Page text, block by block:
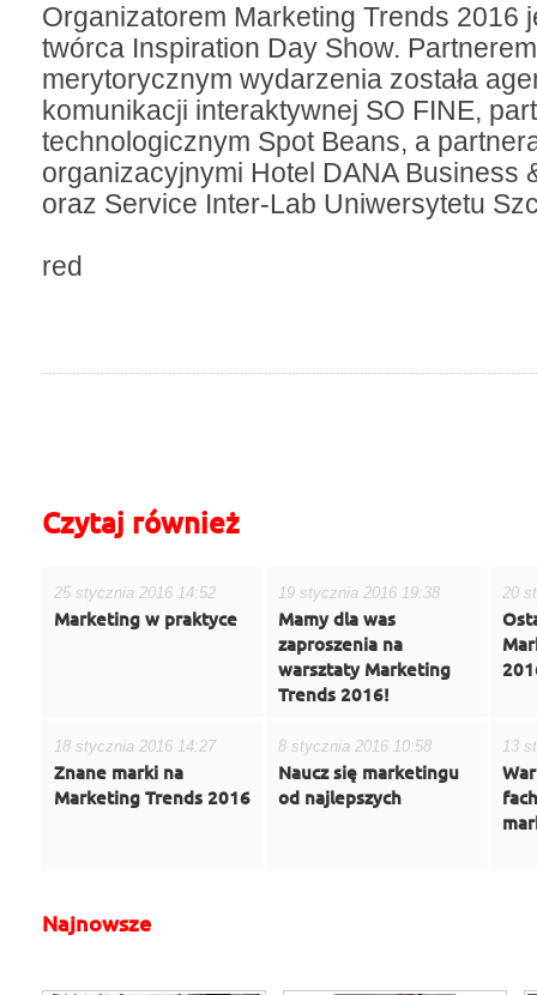
Organizatorem Marketing Trends 2016
twórca Inspiration Day Show. Partnerem
merytorycznym wydarzenia została
komunikacji interaktywnej SO FINE,
technologicznym Spot Beans, a
organizacyjnymi Hotel DANA Business
oraz Service Inter-Lab Uniwersytetu
red
Czytaj również
25 stycznia 2016 14:52
Marketing w praktyce
19 stycznia 2016 19:38
Mamy dla was
zaproszenia na
warsztaty Marketing
Trends 2016!
20
18 stycznia 2016 14:27
Znane marki na
Marketing Trends 2016
8 stycznia 2016 10:58
Naucz się marketingu
od najlepszych
13
Najnowsze